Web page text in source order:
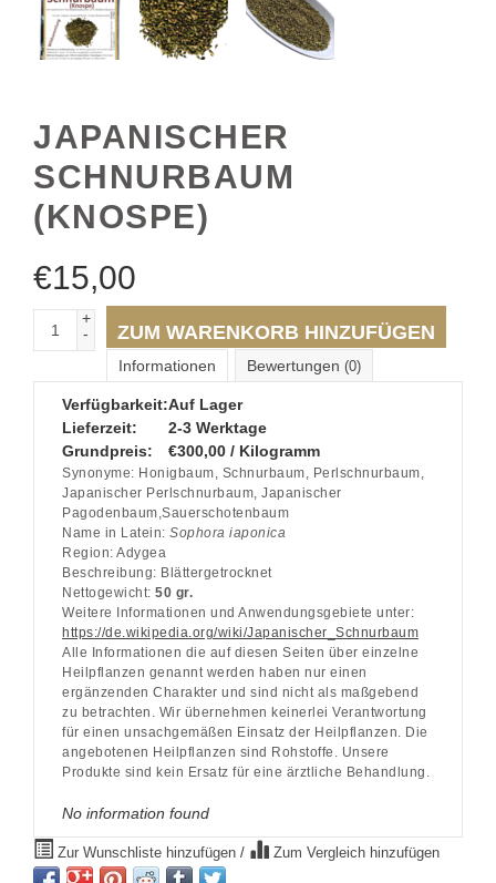
JAPANISCHER
SCHNURBAUM
(KNOSPE)
€15,00
+
-
ZUM WARENKORB HINZUFÜGEN
Informationen Bewertungen (0)
Verfügbarkeit:Auf Lager
Lieferzeit:
2-3 Werktage
Grundpreis:
€300,00 / Kilogramm
Synonyme: Honigbaum, Schnurbaum, Perlschnurbaum,
Japanischer Perlschnurbaum, Japanischer
Pagodenbaum,Sauerschotenbaum
Name in Latein: Sophora iaponica
Region: Adygea
Beschreibung: Blättergetrocknet
Nettogewicht: 50 gr.
Weitere Informationen und Anwendungsgebiete unter:
https://de.wikipedia.org/wiki/Japanischer_Schnurbaum
Alle Informationen die auf diesen Seiten über einzelne
Heilpflanzen genannt werden haben nur einen
ergänzenden Charakter und sind nicht als maßgebend
zu betrachten. Wir übernehmen keinerlei Verantwortung
für einen unsachgemäßen Einsatz der Heilpflanzen. Die
angebotenen Heilpflanzen sind Rohstoffe. Unsere
Produkte sind kein Ersatz für eine ärztliche Behandlung.
No information found
Zur Wunschliste hinzufügen / Zum Vergleich hinzufügen